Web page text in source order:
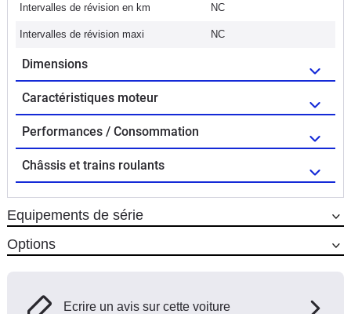
Intervalles de révision en km NC
Intervalles de révision maxi NC
Dimensions
Caractéristiques moteur
Performances / Consommation
Châssis et trains roulants
Equipements de série
Options
Ecrire un avis sur cette voiture